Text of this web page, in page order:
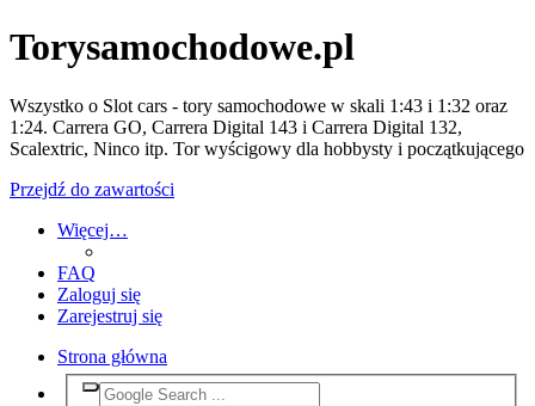
Torysamochodowe.pl
Wszystko o Slot cars - tory samochodowe w skali 1:43 i 1:32 oraz
1:24. Carrera GO, Carrera Digital 143 i Carrera Digital 132,
Scalextric, Ninco itp. Tor wyścigowy dla hobbysty i początkującego
Przejdź do zawartości
Więcej…
FAQ
Zaloguj się
Zarejestruj się
Strona główna